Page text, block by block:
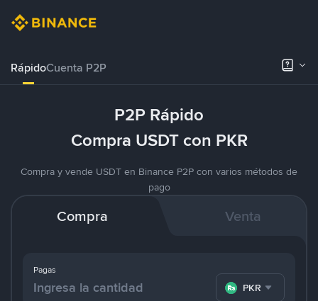
RápidoCuenta P2P
P2P Rápido
Compra USDT con PKR
Compra y vende USDT en Binance P2P con varios métodos de
pago
Compra Venta
Pagas
PKR